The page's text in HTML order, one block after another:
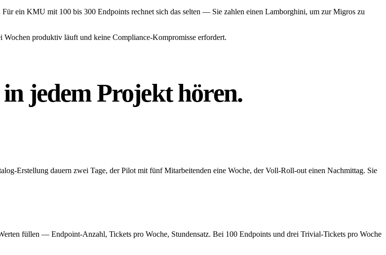
ein KMU mit 100 bis 300 Endpoints rechnet sich das selten — Sie zahlen einen Lamborghini, um zur Migros zu
Wochen produktiv läuft und keine Compliance-Kompromisse erfordert.
in jedem Projekthören.
Erstellung dauern zwei Tage, der Pilot mit fünf Mitarbeitenden eine Woche, der Voll-Roll-out einen Nachmittag. Sie
füllen — Endpoint-Anzahl, Tickets pro Woche, Stundensatz. Bei 100 Endpoints und drei Trivial-Tickets pro Woche